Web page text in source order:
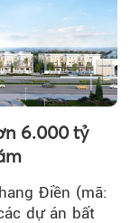
6.000 tỷ
Điền (mã:
dự án bất